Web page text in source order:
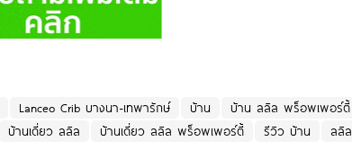
Lanceo Crib บางนา-เทพารักษ์ บ้าน
บ้าน ลลิล พร็อพเพอร์ตี้
บ้านเดี่ยว ลลิล บ้านเดี่ยว ลลิล พร็อพเพอร์ตี้ รีวิว บ้าน ลลิล